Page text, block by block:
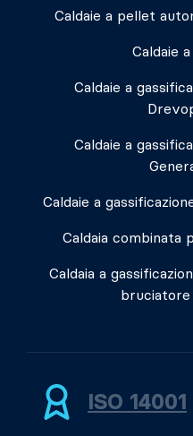
Caldaie a pellet
Caldaie
Caldaie a
Caldaie a
Caldaie a
Caldaia combinata
Caldaia a
ISO 14001